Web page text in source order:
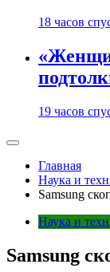
18 часов
19 часов
Главная
Наука и
Samsung
Наука и
Samsung